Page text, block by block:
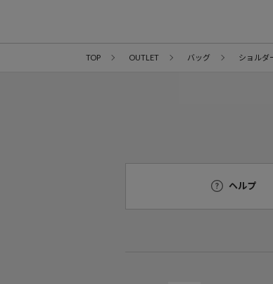
TOP OUTLET バッグ ショルダ
ヘルプ